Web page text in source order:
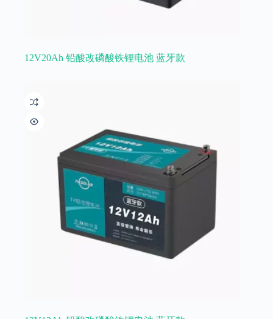
12V20Ah 铅酸改磷酸铁锂电池 蓝牙款